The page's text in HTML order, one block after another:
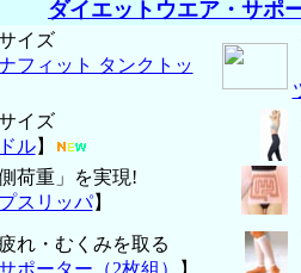
ダイエットウエア・サポ
イズ
フィット タンクトッ
イズ
ル】
荷重」を実現!
スリッパ】
れ・むくみを取る
ポーター（2枚組） 】